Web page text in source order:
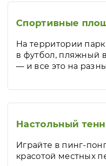
Спортивные
На территории
в футбол, пляжный
— и все это на
Настольный
Играйте в пинг-
красотой местных